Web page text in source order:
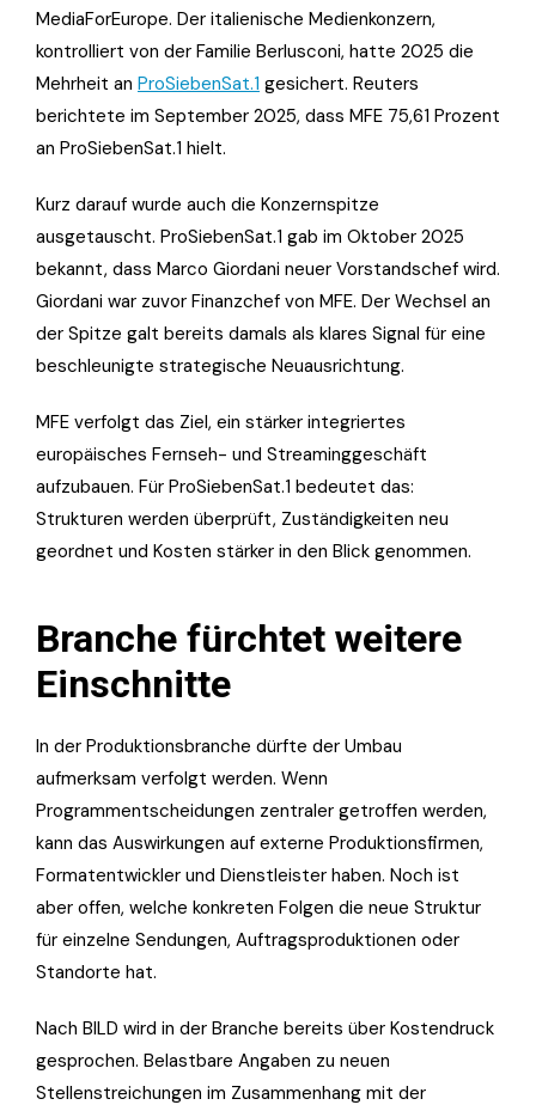
MediaForEurope. Der italienische Medienkonzern,
kontrolliert von der Familie Berlusconi, hatte 2025 die
Mehrheit an ProSiebenSat.1 gesichert. Reuters
berichtete im September 2025, dass MFE 75,61 Prozent
an ProSiebenSat.1 hielt.
Kurz darauf wurde auch die Konzernspitze
ausgetauscht. ProSiebenSat.1 gab im Oktober 2025
bekannt, dass Marco Giordani neuer Vorstandschef wird.
Giordani war zuvor Finanzchef von MFE. Der Wechsel an
der Spitze galt bereits damals als klares Signal für eine
beschleunigte strategische Neuausrichtung.
MFE verfolgt das Ziel, ein stärker integriertes
europäisches Fernseh- und Streaminggeschäft
aufzubauen. Für ProSiebenSat.1 bedeutet das:
Strukturen werden überprüft, Zuständigkeiten neu
geordnet und Kosten stärker in den Blick genommen.
Branche fürchtet weitere
Einschnitte
In der Produktionsbranche dürfte der Umbau
aufmerksam verfolgt werden. Wenn
Programmentscheidungen zentraler getroffen werden,
kann das Auswirkungen auf externe Produktionsfirmen,
Formatentwickler und Dienstleister haben. Noch ist
aber offen, welche konkreten Folgen die neue Struktur
für einzelne Sendungen, Auftragsproduktionen oder
Standorte hat.
Nach BILD wird in der Branche bereits über Kostendruck
gesprochen. Belastbare Angaben zu neuen
Stellenstreichungen im Zusammenhang mit der